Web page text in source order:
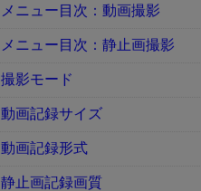
メニュー目次：動画撮影
メニュー目次：静止画撮影
撮影モード
動画記録サイズ
動画記録形式
静止画記録画質